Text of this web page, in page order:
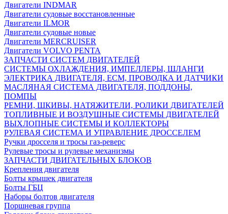
Двигатели INDMAR
Двигатели судовые восстановленные
Двигатели ILMOR
Двигатели судовые новые
Двигатели MERCRUISER
Двигатели VOLVO PENTA
ЗАПЧАСТИ СИСТЕМ ДВИГАТЕЛЕЙ
СИСТЕМЫ ОХЛАЖДЕНИЯ, ИМПЕЛЛЕРЫ, ШЛАНГИ
ЭЛЕКТРИКА ДВИГАТЕЛЯ, ECM, ПРОВОДКА И ДАТЧИКИ
МАСЛЯНАЯ СИСТЕМА ДВИГАТЕЛЯ, ПОДДОНЫ,
ПОМПЫ
РЕМНИ, ШКИВЫ, НАТЯЖИТЕЛИ, РОЛИКИ ДВИГАТЕЛЕЙ
ТОПЛИВНЫЕ И ВОЗДУШНЫЕ СИСТЕМЫ ДВИГАТЕЛЕЙ
ВЫХЛОПНЫЕ СИСТЕМЫ И КОЛЛЕКТОРЫ
РУЛЕВАЯ СИСТЕМА И УПРАВЛЕНИЕ ДРОССЕЛЕМ
Ручки дросселя и тросы газ-реверс
Рулевые тросы и рулевые механизмы
ЗАПЧАСТИ ДВИГАТЕЛЬНЫХ БЛОКОВ
Крепления двигателя
Болты крышек двигателя
Болты ГБЦ
Наборы болтов двигателя
Поршневая группа